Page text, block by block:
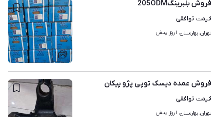
۱
فروش بلبرینگ205ODM
قیمت توافقی
تهران، بهارستان، ۱ روز پیش
فروش عمده دیسک توپی پژو پیکان
قیمت توافقی
تهران، بهارستان، ۱ روز پیش